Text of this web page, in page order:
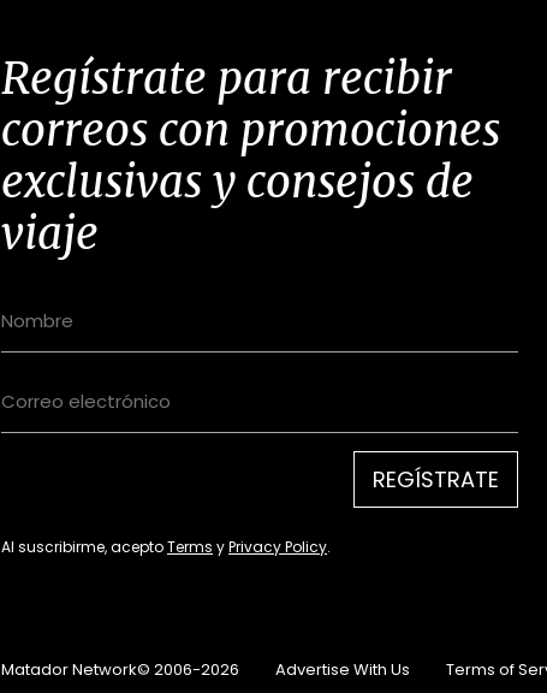
Regístrate para recibir
correos con promociones
exclusivas y consejos de
viaje
REGÍSTRATE
Al suscribirme, aceptoTerms yPrivacy Policy.
Matador Network© 2006-2026 Advertise With Us Terms of